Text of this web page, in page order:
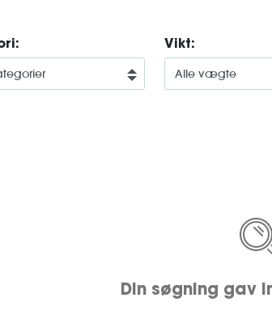
Vikt:
Din søgning gav